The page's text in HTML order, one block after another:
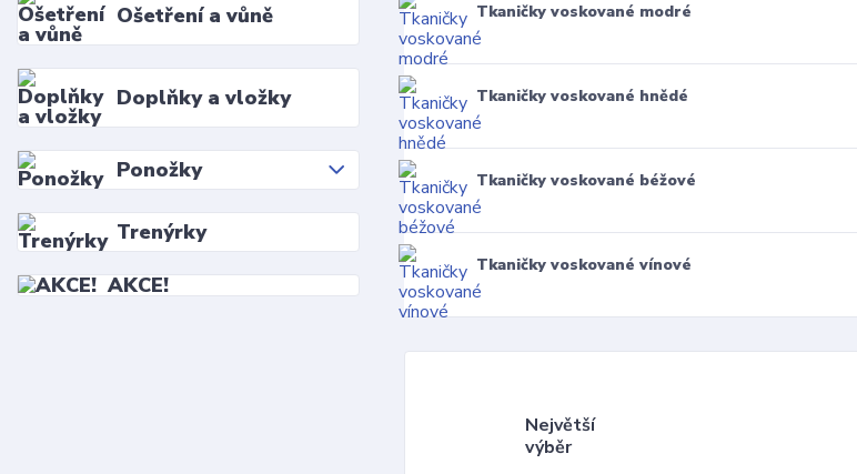
Ošetření a vůně
Doplňky a vložky
Ponožky
Trenýrky
AKCE!
Tkaničky voskované modré
Tkaničky voskované hnědé
Tkaničky voskované béžové
Tkaničky voskované vínové
Největší
výběr